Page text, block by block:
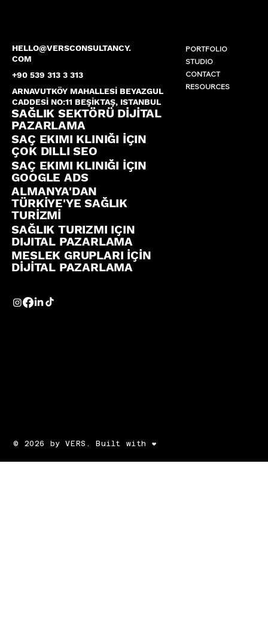
HELLO@VERSCONSULTANCY.
COM
+90 539 313 3 313
ARNAVUTKÖY MAHALLESİ BEYAZGUL
CADDESİ NO:11 BEŞİKTAŞ, ISTANBUL
SAĞLIK SEKTÖRÜ DİJİTAL
PAZARLAMA
SAÇ EKIMI KLINIĞI İÇIN
ÇOK DILLI SEO
SAÇ EKIMI KLINIĞI İÇIN
GOOGLE ADS
ALMANYA'DAN
TÜRKİYE'YE SAĞLIK
TURİZMİ
SAĞLIK TURIZMI IÇIN
DIJITAL PAZARLAMA
MESLEK GRUPLARI İÇİN
DİJİTAL PAZARLAMA
PORTFOLIO
STUDIO
CONTACT
RESOURCES
© 2026 by VERS. Built with ❤️